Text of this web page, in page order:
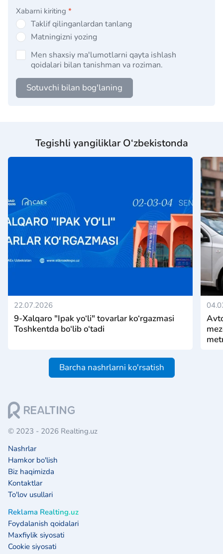
Xabarni kiriting *
Taklif qilinganlardan tanlang
Matningizni yozing
Men shaxsiy ma'lumotlarni qayta ishlash
qoidalari bilan tanishman va roziman.
Sotuvchi bilan bog'laning
Tegishli yangiliklar O‘zbekistonda
22.07.2026
9-Xalqaro "Ipak yo‘li" tovarlar ko‘rgazmasi
Toshkentda bo‘lib o‘tadi
Barcha nashrlarni ko'rsatish
© 2023 - 2026 Realting.uz
Nashrlar
Hamkor bo'lish
Biz haqimizda
Kontaktlar
To'lov usullari
Reklama Realting.uz
Foydalanish qoidalari
Maxfiylik siyosati
Cookie siyosati